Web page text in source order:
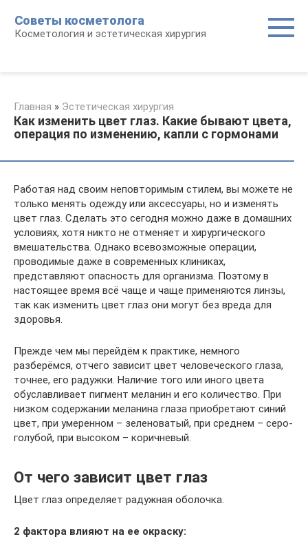
контенту
Советы косметолога
Косметология и эстетическая хирургия
Главная » Эстетическая хирургия
Как изменить цвет глаз. Какие бывают цвета,
операция по изменению, капли с гормонами
Работая над своим неповторимым стилем, вы можете не
только менять одежду или аксессуары, но и изменять
цвет глаз. Сделать это сегодня можно даже в домашних
условиях, хотя никто не отменяет и хирургического
вмешательства. Однако всевозможные операции,
проводимые даже в современных клиниках,
представляют опасность для организма. Поэтому в
настоящее время всё чаще и чаще применяются линзы,
так как изменить цвет глаз они могут без вреда для
здоровья.
Прежде чем мы перейдём к практике, немного
разберёмся, отчего зависит цвет человеческого глаза,
точнее, его радужки. Наличие того или иного цвета
обуславливает пигмент меланин и его количество. При
низком содержании меланина глаза приобретают синий
цвет, при умеренном – зеленоватый, при среднем – серо-
голубой, при высоком – коричневый.
От чего зависит цвет глаз
Цвет глаз определяет радужная оболочка.
2 фактора влияют на ее окраску: